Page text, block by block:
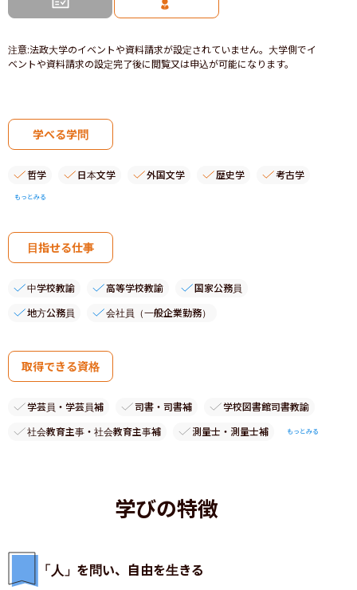
注意:法政大学のイベントや資料請求が設定されていません。大学側でイ
ベントや資料請求の設定完了後に閲覧又は申込が可能になります。
学べる学問
哲学 日本文学 外国文学 歴史学 考古学
もっとみる
目指せる仕事
中学校教諭 高等学校教諭
国家公務員
地方公務員
会社員（一般企業勤務）
取得できる資格
学芸員・学芸員補 司書・司書補
学校図書館司書教諭
社会教育主事・社会教育主事補
測量士・測量士補 もっとみる
学びの特徴
「人」を問い、自由を生きる